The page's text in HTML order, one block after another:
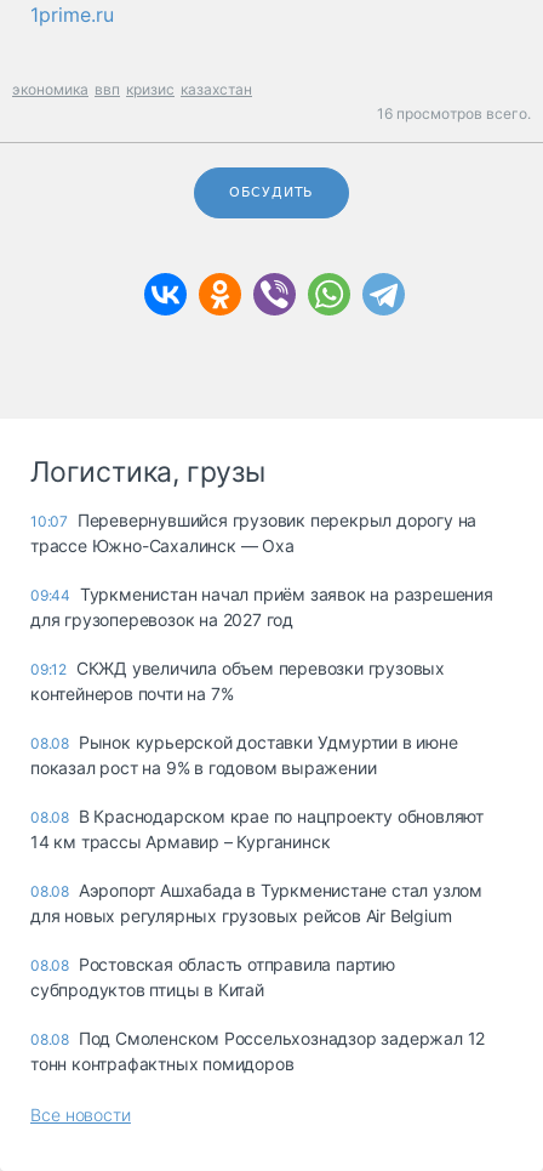
1prime.ru
экономика ввп кризис казахстан
16 просмотров всего.
ОБСУДИТЬ
Логистика, грузы
10:07
Перевернувшийся грузовик перекрыл дорогу на
трассе Южно-Сахалинск — Оха
09:44 Туркменистан начал приём заявок на разрешения
для грузоперевозок на 2027 год
09:12 СКЖД увеличила объем перевозки грузовых
контейнеров почти на 7%
08.08 Рынок курьерской доставки Удмуртии в июне
показал рост на 9% в годовом выражении
08.08 В Краснодарском крае по нацпроекту обновляют
14 км трассы Армавир – Курганинск
08.08 Аэропорт Ашхабада в Туркменистане стал узлом
для новых регулярных грузовых рейсов Air Belgium
08.08 Ростовская область отправила партию
субпродуктов птицы в Китай
08.08 Под Смоленском Россельхознадзор задержал 12
тонн контрафактных помидоров
Все новости